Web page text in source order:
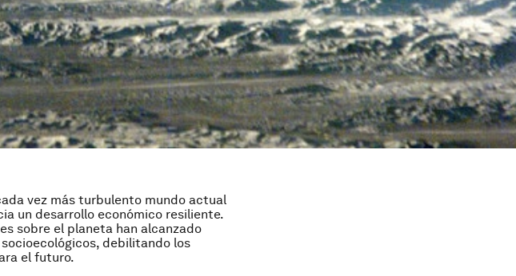
vez más turbulento mundo actual
un desarrollo económico resiliente.
sobre el planeta han alcanzado
debilitando los
el futuro.